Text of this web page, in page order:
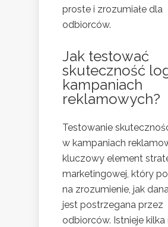
proste i zrozumiałe dla
odbiorców.
Jak testować
skuteczność
kampaniach
reklamowych?
Testowanie
w kampaniach
kluczowy element
marketingowej, który
na zrozumienie, jak
jest postrzegana przez
odbiorców. Istnieje kilka